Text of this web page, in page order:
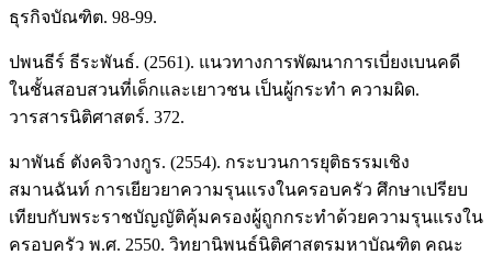
ธุรกิจบัณฑิต. 98-99.
ปพนธีร์ ธีระพันธ์. (2561). แนวทางการพัฒนาการเบี่ยงเบนคดี
ในชั้นสอบสวนที่เด็กและเยาวชน เป็นผู้กระทำ ความผิด.
วารสารนิติศาสตร์. 372.
มาพันธ์ ตังคจิวางกูร. (2554). กระบวนการยุติธรรมเชิง
สมานฉันท์ การเยียวยาความรุนแรงในครอบครัว ศึกษาเปรียบ
เทียบกับพระราชบัญญัติคุ้มครองผู้ถูกกระทำด้วยความรุนแรงใน
ครอบครัว พ.ศ. 2550. วิทยานิพนธ์นิติศาสตรมหาบัณฑิต คณะ